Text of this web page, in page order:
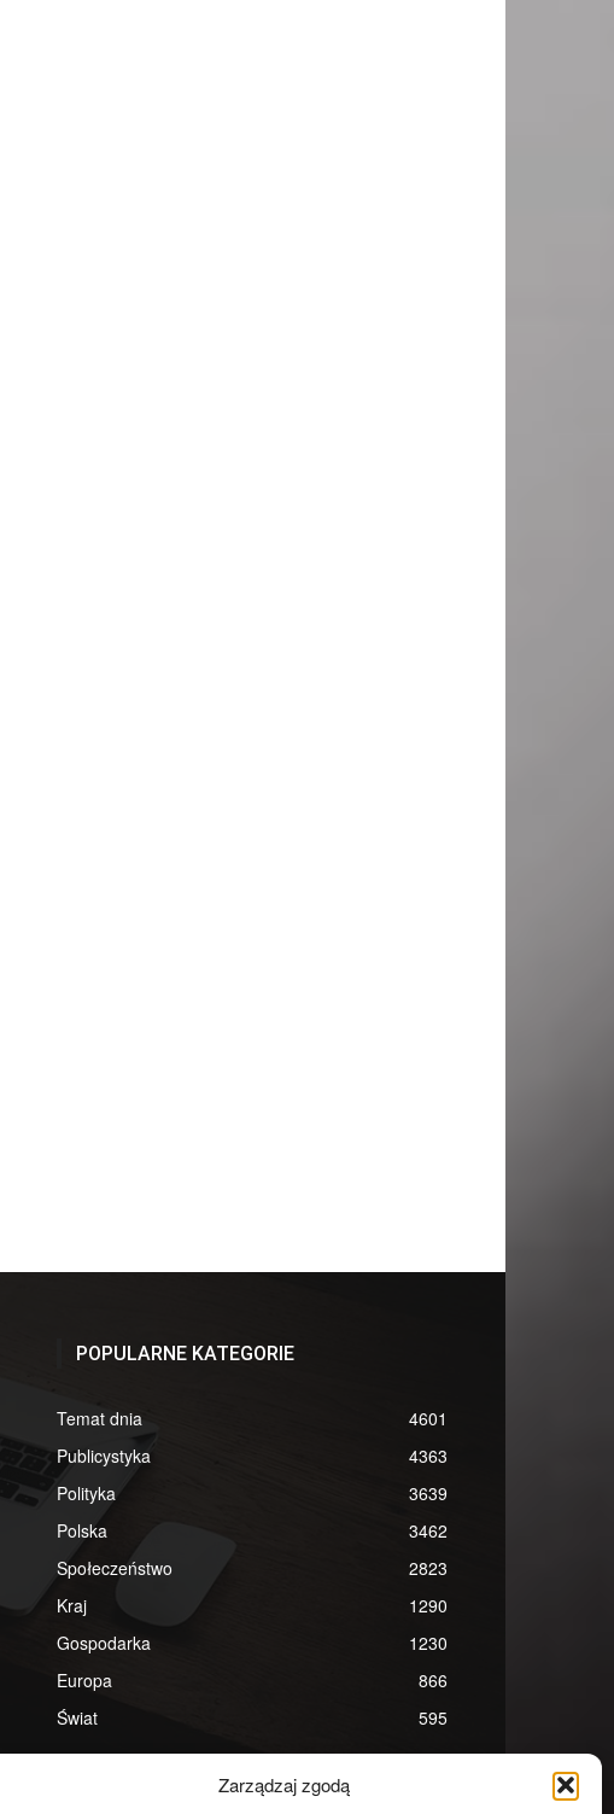
Zarządzaj zgodą
POPULARNE KATEGORIE
Temat dnia
4601
Publicystyka
4363
Polityka
3639
Polska
3462
Społeczeństwo
2823
Kraj
1290
Gospodarka
1230
Europa
866
Świat
595